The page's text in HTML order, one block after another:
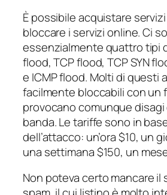
È possibile acquistare
bloccare i servizi online. Ci
essenzialmente quattro tipi
flood, TCP flood, TCP SYN
e ICMP flood. Molti di questi
facilmente bloccabili con un
provocano comunque
banda. Le tariffe sono in
dell’attacco: un’ora $10, un
una settimana $150, un
Non poteva certo mancare il